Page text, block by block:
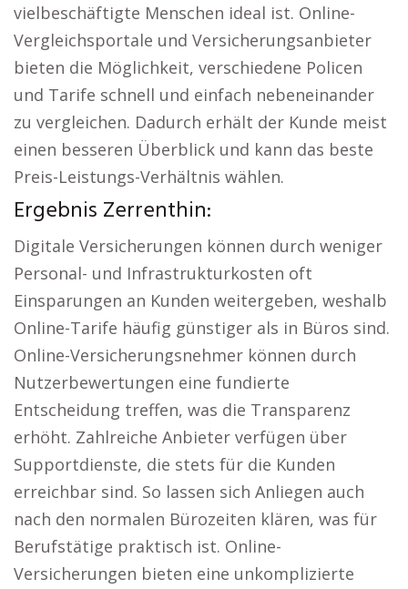
vielbeschäftigte Menschen ideal ist. Online-
Vergleichsportale und Versicherungsanbieter
bieten die Möglichkeit, verschiedene Policen
und Tarife schnell und einfach nebeneinander
zu vergleichen. Dadurch erhält der Kunde meist
einen besseren Überblick und kann das beste
Preis-Leistungs-Verhältnis wählen.
Ergebnis Zerrenthin:
Digitale Versicherungen können durch weniger
Personal- und Infrastrukturkosten oft
Einsparungen an Kunden weitergeben, weshalb
Online-Tarife häufig günstiger als in Büros sind.
Online-Versicherungsnehmer können durch
Nutzerbewertungen eine fundierte
Entscheidung treffen, was die Transparenz
erhöht. Zahlreiche Anbieter verfügen über
Supportdienste, die stets für die Kunden
erreichbar sind. So lassen sich Anliegen auch
nach den normalen Bürozeiten klären, was für
Berufstätige praktisch ist. Online-
Versicherungen bieten eine unkomplizierte